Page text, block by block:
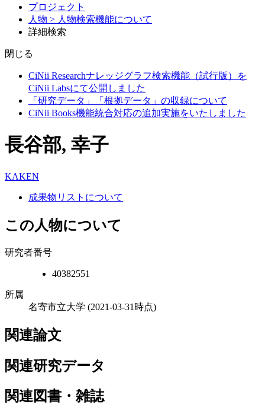
プロジェクト
人物 > 人物検索機能について
詳細検索
閉じる
CiNii Researchナレッジグラフ検索機能（試行版）を
CiNii Labsにて公開しました
「研究データ」「根拠データ」の収録について
CiNii Books機能統合対応の追加実施をいたしました
長谷部, 幸子
KAKEN
成果物リストについて
この人物について
研究者番号
40382551
所属
名寄市立大学 (2021-03-31時点)
関連論文
関連研究データ
関連図書・雑誌